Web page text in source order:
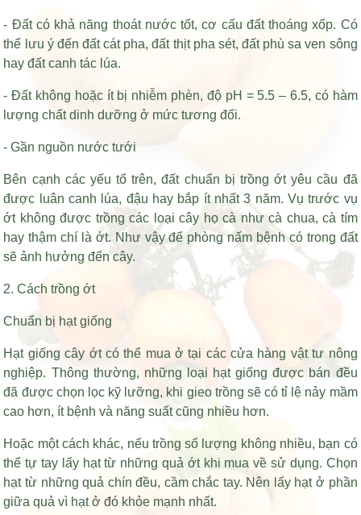
- Đất có khả năng thoát nước tốt, cơ cấu đất thoáng xốp. Có
thể lưu ý đến đất cát pha, đất thịt pha sét, đất phù sa ven sông
hay đất canh tác lúa.
- Đất không hoặc ít bị nhiễm phèn, độ pH = 5.5 – 6.5, có hàm
lượng chất dinh dưỡng ở mức tương đối.
- Gần nguồn nước tưới
Bên cạnh các yếu tố trên, đất chuẩn bị trồng ớt yêu cầu đã
được luân canh lúa, đậu hay bắp ít nhất 3 năm. Vụ trước vụ
ớt không được trồng các loại cây họ cà như cà chua, cà tím
hay thậm chí là ớt. Như vậy để phòng nấm bệnh có trong đất
sẽ ảnh hưởng đến cây.
2. Cách trồng ớt
Chuẩn bị hạt giống
Hạt giống cây ớt có thể mua ở tại các cửa hàng vật tư nông
nghiệp. Thông thường, những loại hạt giống được bán đều
đã được chọn lọc kỹ lưỡng, khi gieo trồng sẽ có tỉ lệ nảy mầm
cao hơn, ít bệnh và năng suất cũng nhiều hơn.
Hoặc một cách khác, nếu trồng số lượng không nhiều, bạn có
thể tự tay lấy hạt từ những quả ớt khi mua về sử dụng. Chọn
hạt từ những quả chín đều, cầm chắc tay. Nên lấy hạt ở phần
giữa quả vì hạt ở đó khỏe mạnh nhất.